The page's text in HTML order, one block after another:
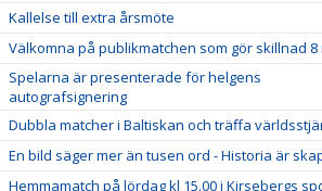
Kallelse till extra årsmöte
Välkomna på publikmatchen som gör skillnad 8
Spelarna är presenterade för helgens
autografsignering
Dubbla matcher i Baltiskan och träffa
En bild säger mer än tusen ord - Historia är
Hemmamatch på lördag kl 15.00 i Kirsebergs